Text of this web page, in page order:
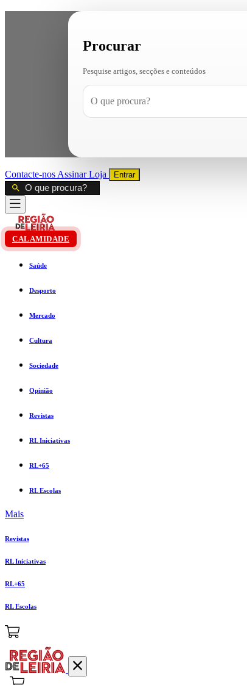
Procurar
Pesquise artigos, secções e conteúdos
Contacte-nos AssinarLoja Entrar
CALAMIDADE
Saúde
Desporto
Mercado
Cultura
Sociedade
Opinião
Revistas
RL Iniciativas
RL+65
RL Escolas
Mais
Revistas
RL Iniciativas
RL+65
RL Escolas